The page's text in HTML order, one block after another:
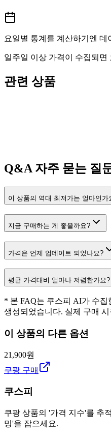
요일별 통계를 계산하기엔 데
일주일 이상 가격이 수집되
관련 상품
Q&A자주 묻는 질
이 상품의 역대 최저가는 얼마인가
지금 구매하는 게 좋을까요?
가격은 언제 업데이트 되었나요?
평균 가격대비 얼마나 저렴한가요?
* 본 FAQ는 쿠스피 AI가 수
생성되었습니다. 실제 구매
이 상품의 다른 옵션
21,900원
쿠팡 구매
쿠스피
쿠팡 상품의 '가격 지수'를 추
밍'을 잡으세요.